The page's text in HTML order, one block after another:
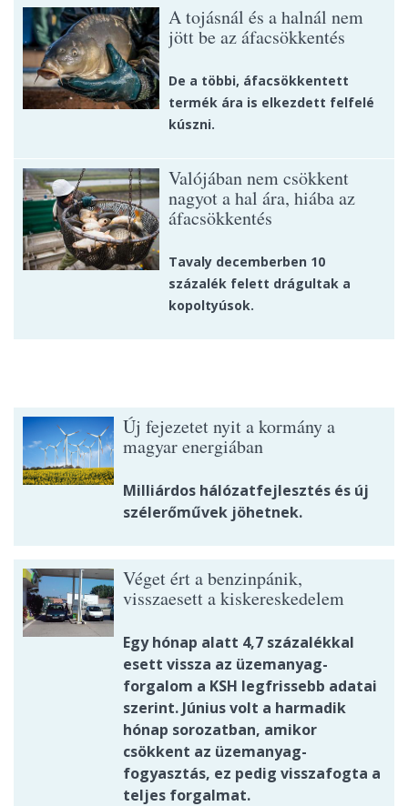
A tojásnál és a halnál nem
jött be az áfacsökkentés
De a többi, áfacsökkentett
termék ára is elkezdett felfelé
kúszni.
Valójában nem csökkent
nagyot a hal ára, hiába az
áfacsökkentés
Tavaly decemberben 10
százalék felett drágultak a
kopoltyúsok.
Új fejezetet nyit a kormány a
magyar energiában
Milliárdos hálózatfejlesztés és új
szélerőművek jöhetnek.
Véget ért a benzinpánik,
visszaesett a kiskereskedelem
Egy hónap alatt 4,7 százalékkal
esett vissza az üzemanyag-
forgalom a KSH legfrissebb adatai
szerint. Június volt a harmadik
hónap sorozatban, amikor
csökkent az üzemanyag-
fogyasztás, ez pedig visszafogta a
teljes forgalmat.